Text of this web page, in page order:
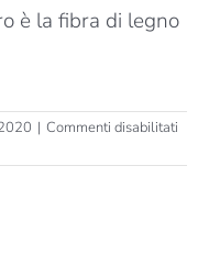
è la fibra di legno
| Commenti disabilitati